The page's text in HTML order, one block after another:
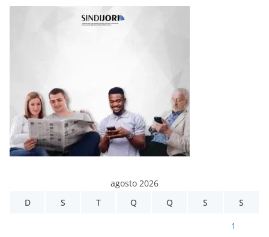
agosto 2026
D
S T Q Q S S
1